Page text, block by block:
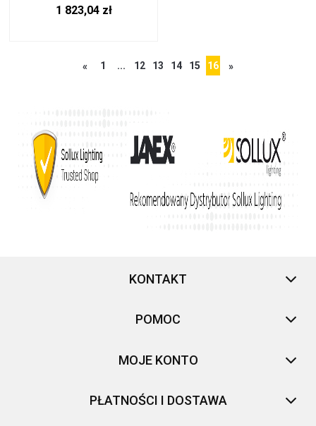
1 823,04 zł
« 1 ... 12 13 14 15 16 »
KONTAKT
POMOC
MOJE KONTO
PŁATNOŚCI I DOSTAWA